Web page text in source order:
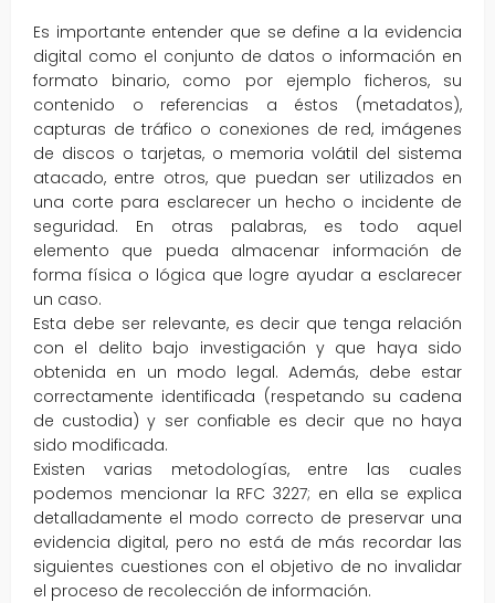
Es importante entender que se define a la evidencia
digital como el conjunto de datos o información en
formato binario, como por ejemplo ficheros, su
contenido o referencias a éstos (metadatos),
capturas de tráfico o conexiones de red, imágenes
de discos o tarjetas, o memoria volátil del sistema
atacado, entre otros, que puedan ser utilizados en
una corte para esclarecer un hecho o incidente de
seguridad. En otras palabras, es todo aquel
elemento que pueda almacenar información de
forma física o lógica que logre ayudar a esclarecer
un caso.
Esta debe ser relevante, es decir que tenga relación
con el delito bajo investigación y que haya sido
obtenida en un modo legal. Además, debe estar
correctamente identificada (respetando su cadena
de custodia) y ser confiable es decir que no haya
sido modificada.
Existen varias metodologías, entre las cuales
podemos mencionar la RFC 3227; en ella se explica
detalladamente el modo correcto de preservar una
evidencia digital, pero no está de más recordar las
siguientes cuestiones con el objetivo de no invalidar
el proceso de recolección de información.